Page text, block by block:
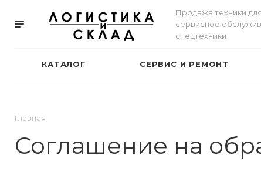
Продажа техники для
сервисное
спецтехники
КАТАЛОГ СЕРВИС И РЕМОНТ
Главная
Соглашение на